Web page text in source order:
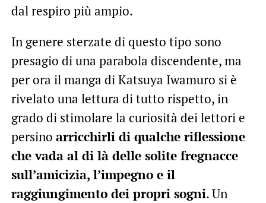
dal respiro più ampio.
In genere sterzate di questo tipo sono
presagio di una parabola discendente, ma
per ora il manga di Katsuya Iwamuro si è
rivelato una lettura di tutto rispetto, in
grado di stimolare la curiosità dei lettori e
persino arricchirli di qualche riflessione
che vada al di là delle solite fregnacce
sull’amicizia, l’impegno e il
raggiungimento dei propri sogni. Un